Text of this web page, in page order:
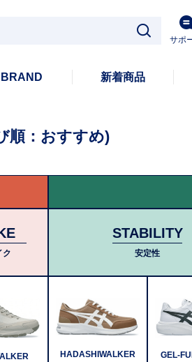
サポ
BRAND 新着商品
順：おすすめ)
ク
STABILITY
安定性
HADASHIWALKER GEL-